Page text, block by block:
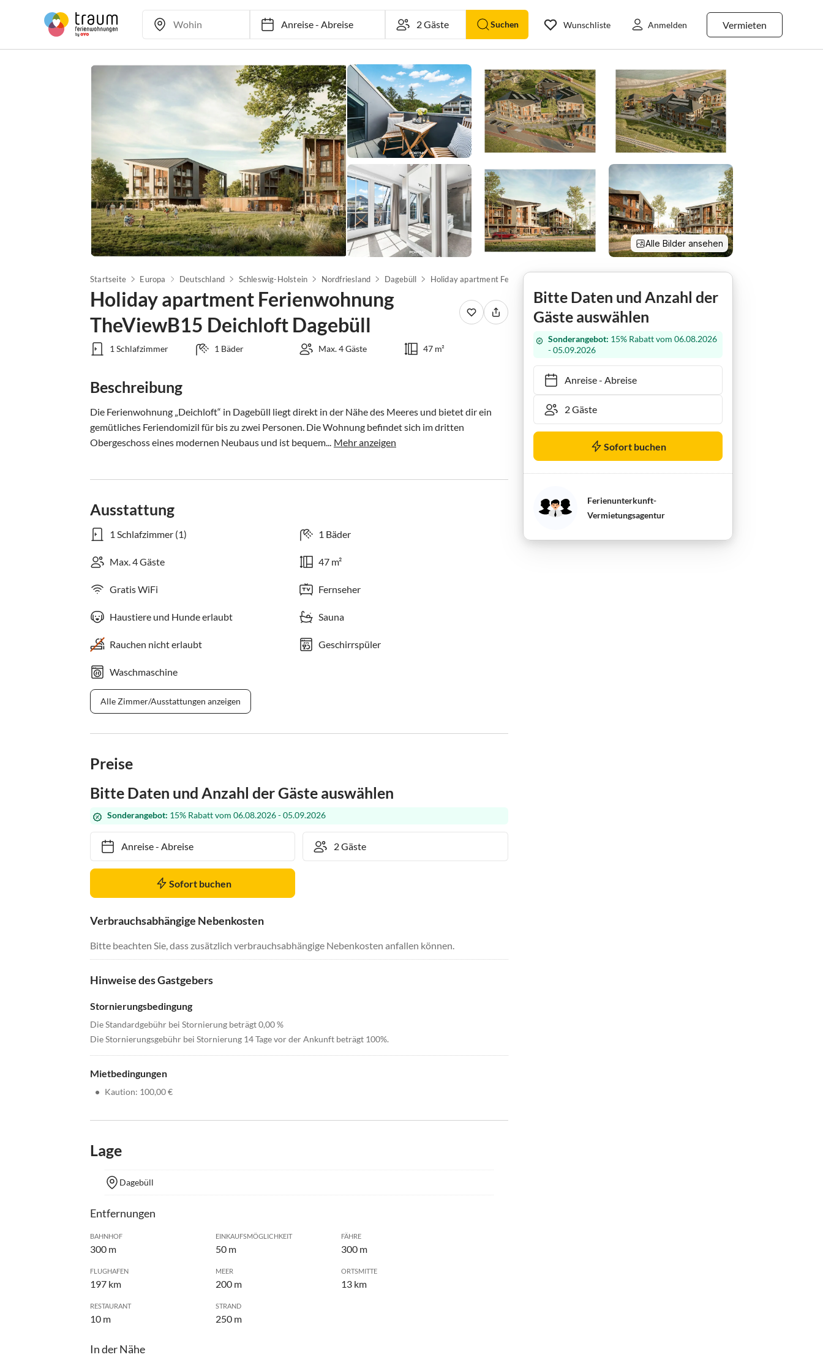
Anreise-Abreise Suchen Vermieten
Wunschliste Anmelden
Alle Bilder ansehen
Startseite Europa Deutschland Schleswig-Holstein Nordfriesland Dagebüll
Holiday apartment Ferienwohnung
TheViewB15 Deichloft Dagebüll
1 Schlafzimmer 1 Bäder Max. 4 Gäste 47 m²
Beschreibung
Die Ferienwohnung „Deichloft“ in Dagebüll liegt direkt in der Nähe des Meeres und bietet dir ein
gemütliches Feriendomizil für bis zu zwei Personen. Die Wohnung befindet sich im dritten
Obergeschoss eines modernen Neubaus und ist bequem... Mehr anzeigen
Ausstattung
1 Schlafzimmer (1) 1 Bäder
Max. 4 Gäste 47 m²
Gratis WiFi Fernseher
Haustiere und Hunde erlaubt Sauna
Rauchen nicht erlaubt Geschirrspüler
Waschmaschine
Alle Zimmer/Ausstattungen anzeigen
Preise
Bitte Daten und Anzahl der Gäste auswählen
Sonderangebot: 15% Rabatt vom 06.08.2026 - 05.09.2026
Anreise- Abreise
Sofort buchen
Verbrauchsabhängige Nebenkosten
Bitte beachten Sie, dass zusätzlich verbrauchsabhängige Nebenkosten anfallen können.
Hinweise des Gastgebers
Stornierungsbedingung
Die Standardgebühr bei Stornierung beträgt 0,00 %
Die Stornierungsgebühr bei Stornierung 14 Tage vor der Ankunft beträgt 100%.
Mietbedingungen
• Kaution: 100,00 €
Lage
Dagebüll
Entfernungen
BAHNHOF
300 m
EINKAUFSMÖGLICHKEIT
50 m
FÄHRE
300 m
FLUGHAFEN
197 km
MEER
200 m
ORTSMITTE
13 km
RESTAURANT
10 m
STRAND
250 m
In der Nähe
Bitte Daten und Anzahl der
Gäste auswählen
Sonderangebot: 15% Rabatt vom 06.08.2026
- 05.09.2026
Anreise- Abreise
Sofort buchen
Ferienunterkunft-
Vermietungsagentur